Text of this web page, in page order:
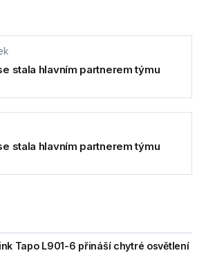
stala hlavním partnerem týmu
stala hlavním partnerem týmu
Tapo L901-6 přináší chytré osvětlení